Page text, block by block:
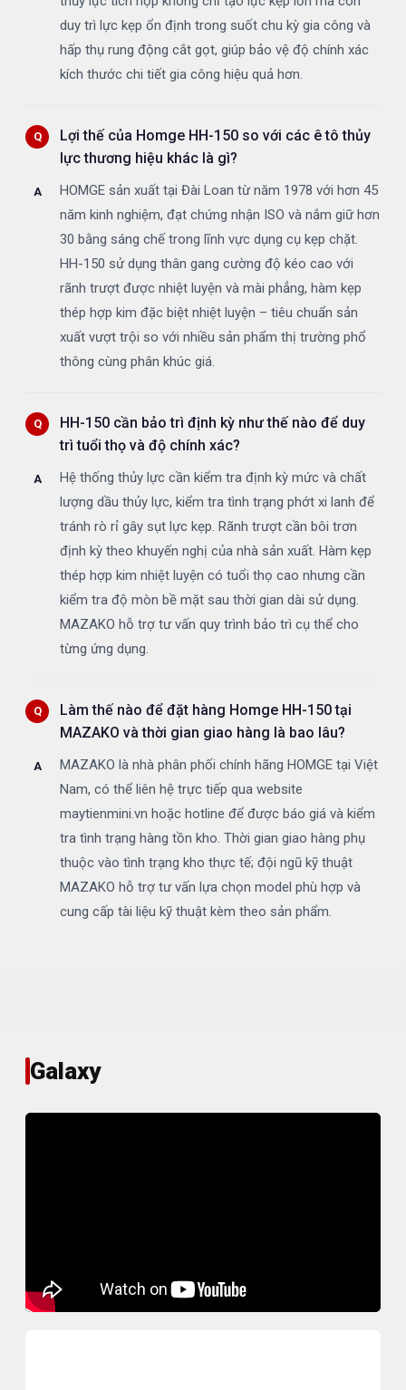
duy trì lực kẹp ổn định trong suốt chu kỳ gia công và
hấp thụ rung động cắt gọt, giúp bảo vệ độ chính xác
kích thước chi tiết gia công hiệu quả hơn.
Lợi thế của Homge HH-150 so với các ê tô thủy
lực thương hiệu khác là gì?
HOMGE sản xuất tại Đài Loan từ năm 1978 với hơn 45
năm kinh nghiệm, đạt chứng nhận ISO và nắm giữ hơn
30 bằng sáng chế trong lĩnh vực dụng cụ kẹp chặt.
HH-150 sử dụng thân gang cường độ kéo cao với
rãnh trượt được nhiệt luyện và mài phẳng, hàm kẹp
thép hợp kim đặc biệt nhiệt luyện – tiêu chuẩn sản
xuất vượt trội so với nhiều sản phẩm thị trường phổ
thông cùng phân khúc giá.
HH-150 cần bảo trì định kỳ như thế nào để duy
trì tuổi thọ và độ chính xác?
Hệ thống thủy lực cần kiểm tra định kỳ mức và chất
lượng dầu thủy lực, kiểm tra tình trạng phớt xi lanh để
tránh rò rỉ gây sụt lực kẹp. Rãnh trượt cần bôi trơn
định kỳ theo khuyến nghị của nhà sản xuất. Hàm kẹp
thép hợp kim nhiệt luyện có tuổi thọ cao nhưng cần
kiểm tra độ mòn bề mặt sau thời gian dài sử dụng.
MAZAKO hỗ trợ tư vấn quy trình bảo trì cụ thể cho
từng ứng dụng.
Làm thế nào để đặt hàng Homge HH-150 tại
MAZAKO và thời gian giao hàng là bao lâu?
MAZAKO là nhà phân phối chính hãng HOMGE tại Việt
Nam, có thể liên hệ trực tiếp qua website
maytienmini.vn hoặc hotline để được báo giá và kiểm
tra tình trạng hàng tồn kho. Thời gian giao hàng phụ
thuộc vào tình trạng kho thực tế; đội ngũ kỹ thuật
MAZAKO hỗ trợ tư vấn lựa chọn model phù hợp và
cung cấp tài liệu kỹ thuật kèm theo sản phẩm.
Galaxy